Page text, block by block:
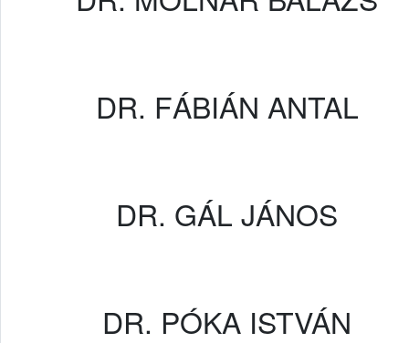
DR. FÁBIÁN ANTAL
DR. GÁL JÁNOS
DR. PÓKA ISTVÁN